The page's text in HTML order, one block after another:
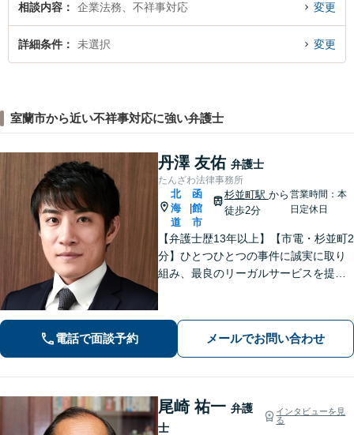
相談内容 企業法務、不祥事対応 変更
詳細条件 未選択 変更
室蘭市から近い不祥事対応に強い弁護士
丹澤 友佑 弁護士
たんざわ法律事務所
北
海
道
|
函
館
市
杉並町駅 から
徒歩2分
営業時間：本
日定休日
【弁護士歴13年以上】【市電・杉並町2
分】ひとつひとつの事件に誠実に取り
組み、最良のリーガルサービスを提供
し、地域に信頼される事務所を目指し
ます。【初回面談無料】【夜間・休日
対応可能】
電話で面談予約 メールでお問い合わせ
尾崎 祐一 弁護
士
インタビューを見
る